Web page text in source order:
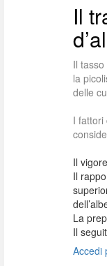
Il
Il
la
delle
I fattori
Il
Il
La
Il
Accedi